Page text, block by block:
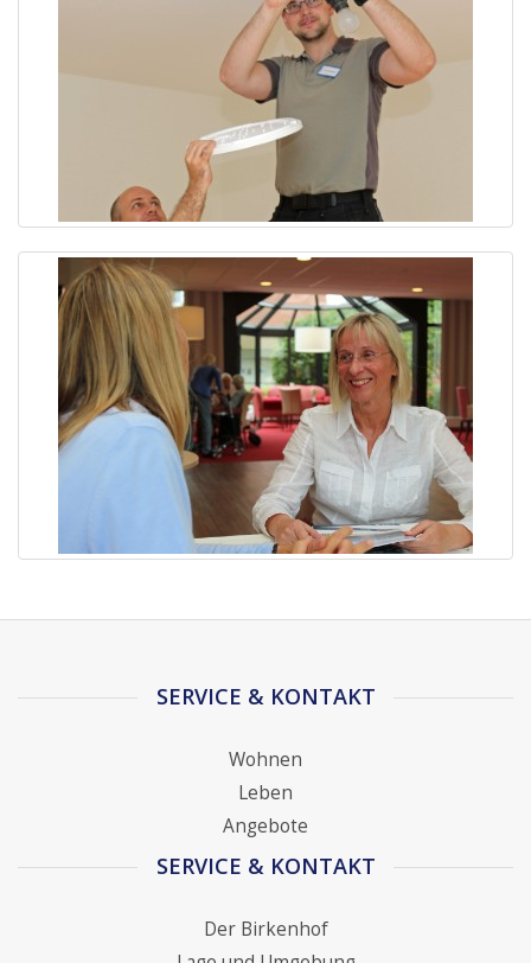
SERVICE & KONTAKT
Wohnen
Leben
Angebote
SERVICE & KONTAKT
Der Birkenhof